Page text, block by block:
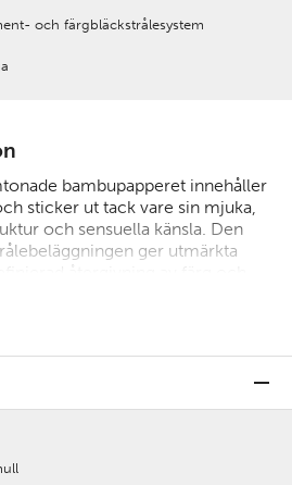
och färgbläckstrålesystem
bambupapperet innehåller
sticker ut tack vare sin mjuka,
och sensuella känsla. Den
ger utmärkta
återgivning av färg och
nyanser och monokroma
och ligninfritt och uppfyller de
hållbara bambufibrer, mjuk
tryckkvalitet ger konstverket